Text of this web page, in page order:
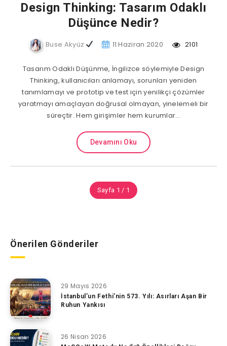
Design Thinking: Tasarım Odaklı
Düşünce Nedir?
Buse Akyüz 11 Haziran 2020 2101
Tasarım Odaklı Düşünme, İngilizce söylemiyle Design
Thinking, kullanıcıları anlamayı, sorunları yeniden
tanımlamayı ve prototip ve test için yenilikçi çözümler
yaratmayı amaçlayan doğrusal olmayan, yinelemeli bir
süreçtir. Hem girişimler hem kurumlar…
Devamını Oku
Sayfa 1 / 1
Önerilen Gönderiler
29 Mayıs 2026
İstanbul’un Fethi’nin 573. Yılı: Asırları Aşan Bir
Ruhun Yankısı
26 Nisan 2026